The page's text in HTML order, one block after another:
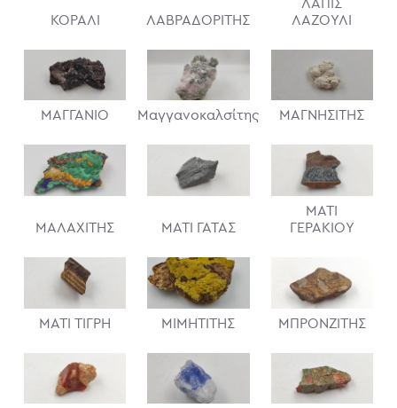
ΚΟΡΑΛΙ ΛΑΒΡΑΔΟΡΙΤΗΣ
ΛΑΖΟΥΛΙ
ΜΑΓΓΑΝΙΟ Μαγγανοκαλσίτης ΜΑΓΝΗΣΙΤΗΣ
ΜΑΛΑΧΙΤΗΣ ΜΑΤΙ ΓΑΤΑΣ
ΜΑΤΙ
ΓΕΡΑΚΙΟΥ
ΜΑΤΙ ΤΙΓΡΗ ΜΙΜΗΤΙΤΗΣ ΜΠΡΟΝΖΙΤΗΣ